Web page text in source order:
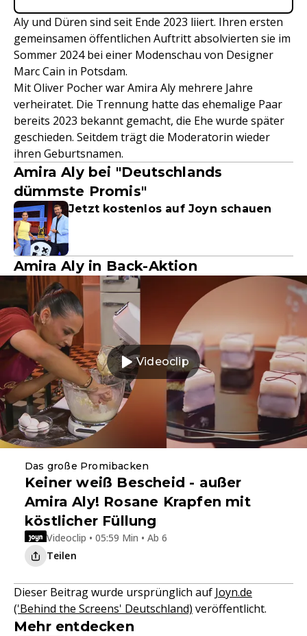
Aly und Düren sind seit Ende 2023 liiert. Ihren ersten
gemeinsamen öffentlichen Auftritt absolvierten sie im
Sommer 2024 bei einer Modenschau von Designer
Marc Cain in Potsdam.
Mit Oliver Pocher war Amira Aly mehrere Jahre
verheiratet. Die Trennung hatte das ehemalige Paar
bereits 2023 bekannt gemacht, die Ehe wurde später
geschieden. Seitdem trägt die Moderatorin wieder
ihren Geburtsnamen.
Amira Aly bei "Deutschlands
dümmste Promis"
Jetzt kostenlos auf Joyn schauen
Amira Aly in Back-Aktion
Videoclip
Das große Promibacken
Keiner weiß Bescheid - außer
Amira Aly! Rosane Krapfen mit
köstlicher Füllung
Videoclip • 05:59 Min • Ab 6
Teilen
Dieser Beitrag wurde ursprünglich auf Joyn.de
('Behind the Screens' Deutschland) veröffentlicht.
Mehr entdecken